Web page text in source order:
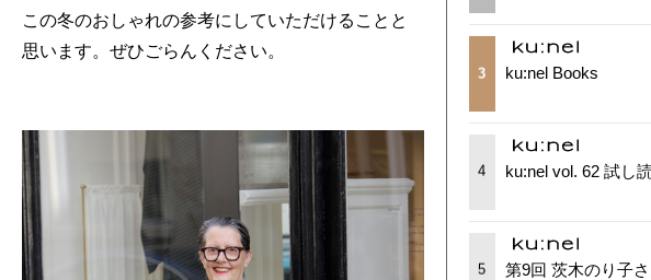
この冬のおしゃれの参考にしていただけることと
思います。ぜひごらんください。
3 ku:nel Books
4 ku:nel vol. 62 試し
5
第9回 茨木のり子